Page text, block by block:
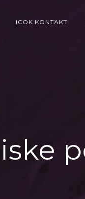
ICOK KONTAKT